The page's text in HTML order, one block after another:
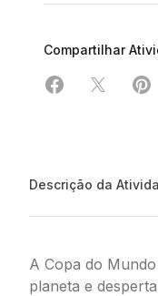
Compartilhar
Compartilhar
Descrição da
A Copa do
planeta e